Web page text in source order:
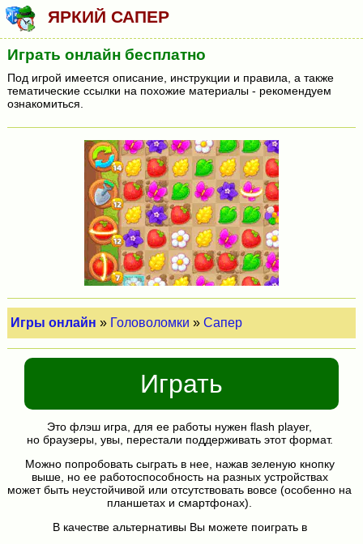
ЯРКИЙ САПЕР
Играть онлайн бесплатно
Под игрой имеется описание, инструкции и правила, а также
тематические ссылки на похожие материалы - рекомендуем
ознакомиться.
Игры онлайн » Головоломки »Сапер
Играть
Это флэш игра, для ее работы нужен flash player,
но браузеры, увы, перестали поддерживать этот формат.
Можно попробовать сыграть в нее, нажав зеленую кнопку
выше, но ее работоспособность на разных устройствах
может быть неустойчивой или отсутствовать вовсе (особенно на
планшетах и смартфонах).
В качестве альтернативы Вы можете поиграть в